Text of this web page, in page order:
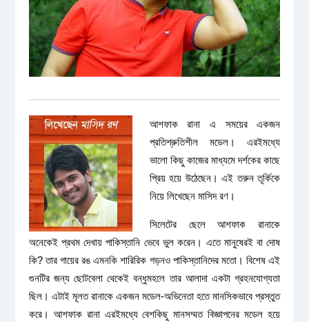
আশফাক রানা এ সময়ের একজন
প্রতিশ্রুতিশীল মডেল। এরইমধ্যে
ভালো কিছু কাজের মাধ্যমে দর্শকের কাছে
প্রিয় হয়ে উঠেছেন। এই তরুন তূর্কিকে
নিয়ে লিখেছেন মাসিদ রণ।
সিলেটের ছেলে আশফাক রানাকে
অনেকেই প্রথম দেখায় পাকিস্তানি ভেবে ভুল করেন। এতে মানুষেরই বা দোষ
কি? তার গায়ের রঙ এমনকি শারিরিক গড়নও পাকিস্তানিদের মতো। বিশেষ এই
গুনটির জন্য ছোটবেলা থেকেই বন্ধুমহলে তার আলাদা একটা গ্রহনযোগ্যতা
ছিল। এটাই মূলত রানাকে একজন মডেল-অভিনেতা হতে মানসিকভাবে প্রস্তুত
করে। আশফাক রানা এরইমধ্যে বেশকিছু মানসম্মত বিজ্ঞাপনের মডেল হয়ে